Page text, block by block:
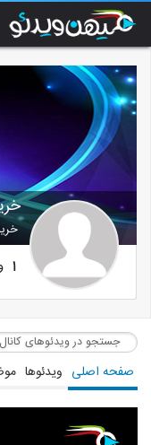
1
صفحه اصلی ویدئوها